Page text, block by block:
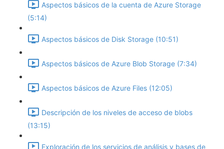
Aspectos básicos de la cuenta de Azure Storage
(5:14)
Aspectos básicos de Disk Storage (10:51)
Aspectos básicos de Azure Blob Storage (7:34)
Aspectos básicos de Azure Files (12:05)
Descripción de los niveles de acceso de blobs
(13:15)
Exploración de los servicios de análisis y bases de